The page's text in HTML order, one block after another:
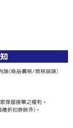
，可透過四大超商／
要取消訂單，請聯絡
示為準，若有關於
繫「AFTEE先享後付
home
後付」服務完成之交
相關給付款項請求債